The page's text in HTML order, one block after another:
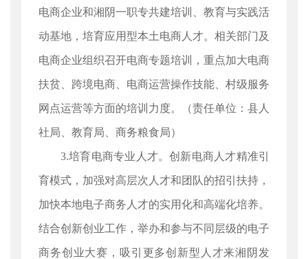
电商企业和湘阴一职专共建培训、教育与实践活
动基地，培育应用型本土电商人才。相关部门及
电商企业组织召开电商专题培训，重点加大电商
扶贫、跨境电商、电商运营操作技能、村级服务
网点运营等方面的培训力度。（责任单位：县人
社局、教育局、商务粮食局）
3.培育电商专业人才。创新电商人才精准引
育模式，加强对高层次人才和团队的招引扶持，
加快本地电子商务人才的实用化和高端化培养。
结合创新创业工作，举办和参与不同层级的电子
商务创业大赛，吸引更多创新型人才来湘阴发